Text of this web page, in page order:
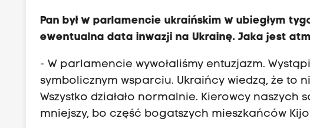
Pan był w parlamencie ukraińskim w ubiegłym
ewentualna data inwazji na Ukrainę. Jaka jest
- W parlamencie wywołaliśmy entuzjazm.
symbolicznym wsparciu. Ukraińcy wiedzą, że to
Wszystko działało normalnie. Kierowcy
mniejszy, bo część bogatszych mieszkańców